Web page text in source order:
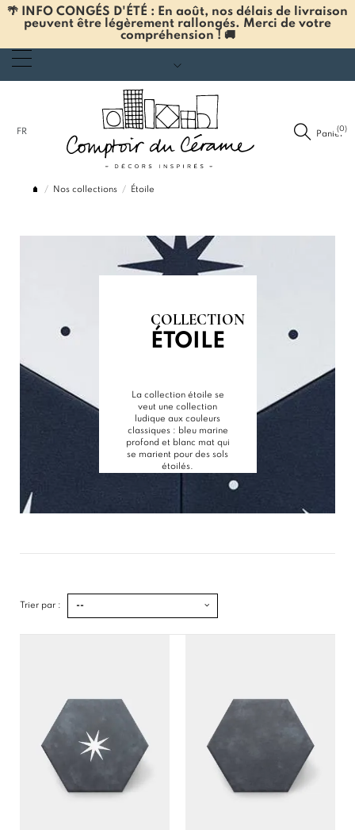
🌴 INFO CONGÉS D'ÉTÉ : En août, nos délais de livraison
peuvent être légèrement rallongés. Merci de votre
compréhension ! 🚚
FR Panier
(0)
Nos collections Étoile
COLLECTION
ÉTOILE
La collection étoile se
veut une collection
ludique aux couleurs
classiques : bleu marine
profond et blanc mat qui
se marient pour des sols
étoilés.
Trier par : --